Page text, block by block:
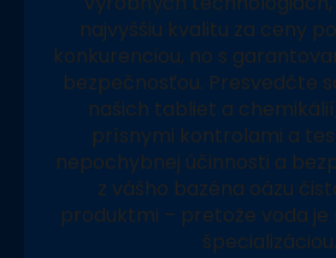
najvyššiu kvalitu za ceny
konkurenciou, no s
bezpečnosťou. Presvedčte
našich tabliet a
prísnymi kontrolami a
nepochybnej účinnosti a
z vášho bazéna oázu
produktmi – pretože voda je
špecializáciou.